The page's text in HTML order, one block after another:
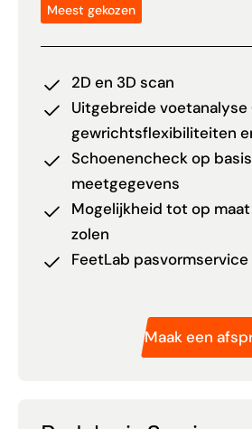
Meest gekozen
2D en 3D scan
Uitgebreide voetanalyse
gewrichtsflexibiliteiten
Schoenencheck op
meetgegevens
Mogelijkheid tot op
zolen
FeetLab pasvormservice
Maak een